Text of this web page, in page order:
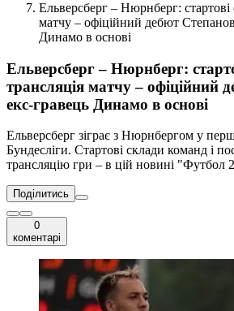
Ельверсберг – Нюрнберг: стартові
матчу – офіційний дебют
Динамо в основі
Ельверсберг – Нюрнберг:
трансляція матчу – офіційний
екс-гравець Динамо в основі
Ельверсберг зіграє з Нюрнбергом у
Бундесліги. Стартові склади команд і
трансляцію гри – в цій новині "Футбол
Поділитись
0
коментарі